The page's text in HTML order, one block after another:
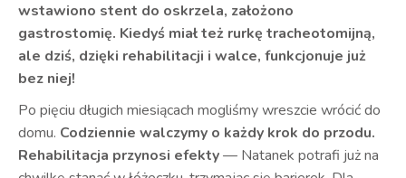
wstawiono stent do oskrzela, założono
gastrostomię. Kiedyś miał też rurkę tracheotomijną,
ale dziś, dzięki rehabilitacji i walce, funkcjonuje już
bez niej!
Po pięciu długich miesiącach mogliśmy wreszcie wrócić do
domu. Codziennie walczymy o każdy krok do przodu.
Rehabilitacja przynosi efekty— Natanek potrafi już na